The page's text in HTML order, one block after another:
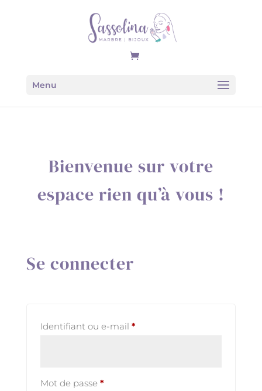
Menu
Bienvenue sur votre
espace rien qu’à vous !
Se connecter
Identifiant ou e-mail *Obligatoire
Mot de passe *Obligatoire